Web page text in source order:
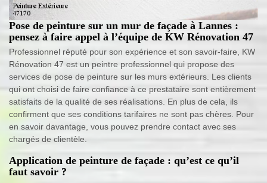
Pose de peinture sur un mur de façade à Lannes :
pensez à faire appel à l’équipe de KW Rénovation 47
Professionnel réputé pour son expérience et son savoir-faire, KW
Rénovation 47 est un peintre professionnel qui propose des
services de pose de peinture sur les murs extérieurs. Les clients
qui ont choisi de faire confiance à ce prestataire sont entièrement
satisfaits de la qualité de ses réalisations. En plus de cela, ils
confirment que ses conditions tarifaires ne sont pas chères. Pour
en savoir davantage, vous pouvez prendre contact avec ses
chargés de clientèle.
Application de peinture de façade : qu’est ce qu’il
faut savoir ?